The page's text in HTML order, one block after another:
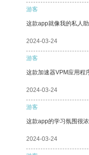
游客
这款app就像我的私人
2024-03-24
游客
这款加速器VPM应用程
2024-03-24
游客
这款app的学习氛围很
2024-03-24